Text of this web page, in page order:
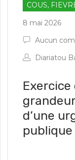
COUS,
8 mai 2026
Aucun
Diariatou
d’une
publique